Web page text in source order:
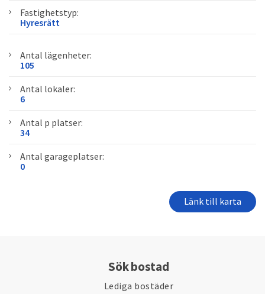
Fastighetstyp:
Hyresrätt
Antal lägenheter:
105
Antal lokaler:
6
Antal p platser:
34
Antal garageplatser:
0
Länk till karta
Sök bostad
Lediga bostäder